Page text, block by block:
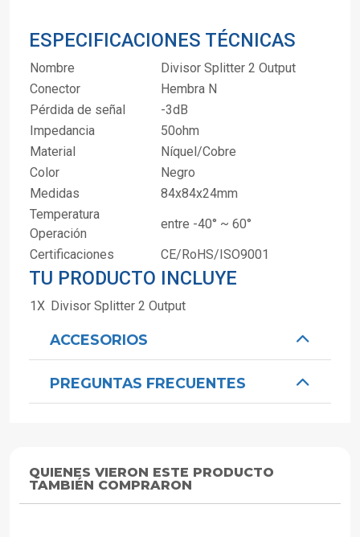
ESPECIFICACIONES TÉCNICAS
Nombre
Divisor Splitter 2 Output
Conector
Hembra N
Pérdida de señal
-3dB
Impedancia
50ohm
Material
Níquel/Cobre
Color
Negro
Medidas
84x84x24mm
Temperatura
Operación
entre -40° ~ 60°
Certificaciones
CE/RoHS/ISO9001
TU PRODUCTO INCLUYE
1X Divisor Splitter 2 Output
ACCESORIOS
PREGUNTAS FRECUENTES
QUIENES VIERON ESTE PRODUCTO
TAMBIÉN COMPRARON